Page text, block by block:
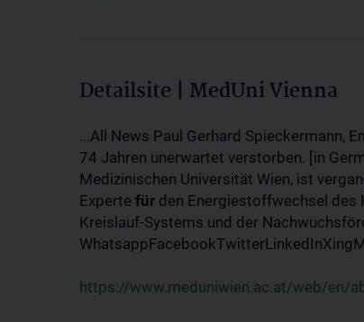
Detailsite | MedUni Vienna
...All News Paul Gerhard Spieckermann,
74 Jahren unerwartet verstorben. [in
Medizinischen Universität Wien, ist
Experte für den Energiestoffwechsel des
Kreislauf-Systems und der
https://www.meduniwien.ac.at/web/en/